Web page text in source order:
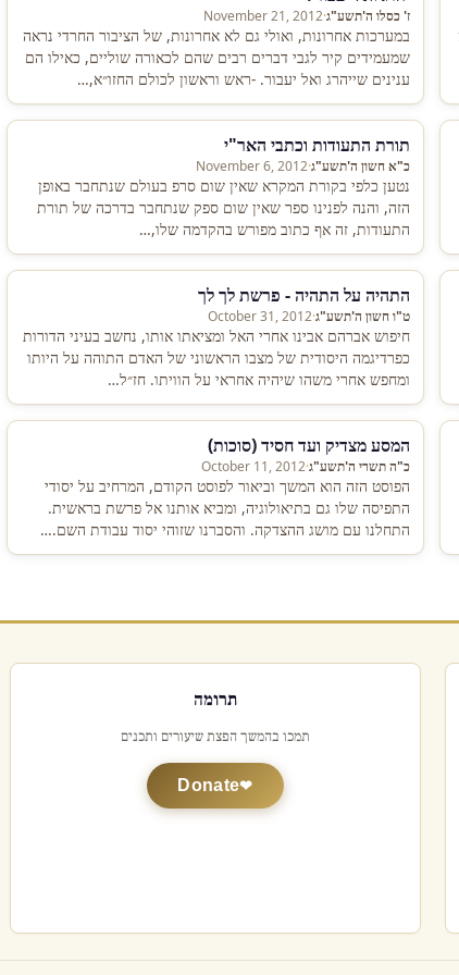
ז' כסלו ה'תשע"ג·
November 21, 2012
במערכות אחרונות, ואולי גם לא אחרונות, של הציבור החרדי נראה
שמעמידים קיר לגבי דברים רבים שהם לכאורה שוליים, כאילו הם
ענינים שייהרג ואל יעבור. -ראש וראשון לכולם החזו״א,…
תורת התעודות וכתבי האר"י
כ"א חשון ה'תשע"ג·
November 6, 2012
נטען כלפי בקורת המקרא שאין שום סרפ בעולם שנתחבר באופן
הזה, והנה לפנינו ספר שאין שום ספק שנתחבר בדרכה של תורת
התעודות, זה אף כתוב מפורש בהקדמה שלו,…
התהיה על התהיה - פרשת לך לך
ט"ו חשון ה'תשע"ג·
October 31, 2012
חיפוש אברהם אבינו אחרי האל ומציאתו אותו, נחשב בעיני הדורות
כפרדיגמה היסודית של מצבו הראשוני של האדם התוהה על היותו
ומחפש אחרי משהו שיהיה אחראי על הוויתו. חז״ל…
המסע מצדיק ועד חסיד (סוכות)
כ"ה תשרי ה'תשע"ג·
October 11, 2012
הפוסט הזה הוא המשך וביאור לפוסט הקודם, המרחיב על יסודי
התפיסה שלו גם בתיאולוגיה, ומביא אותנו אל פרשת בראשית.
התחלנו עם מושג ההצדקה. והסברנו שזוהי יסוד עבודת השם.…
תרומה
תמכו בהמשך הפצת שיעורים ותכנים
Donate